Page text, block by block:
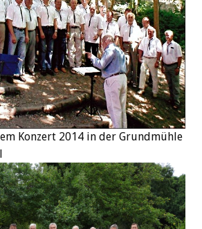
Konzert 2014 in der Grundmühle